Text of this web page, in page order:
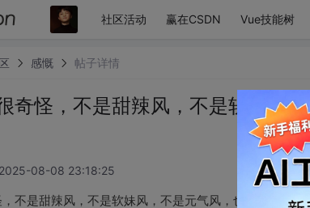
社区活动 赢在CSDN Vue技能树
感慨 帖子详情
奇怪，不是甜辣风，不是软妹风
2025-08-08 23:18:25
不是甜辣风，不是软妹风，不是元气风，也不是欧美风